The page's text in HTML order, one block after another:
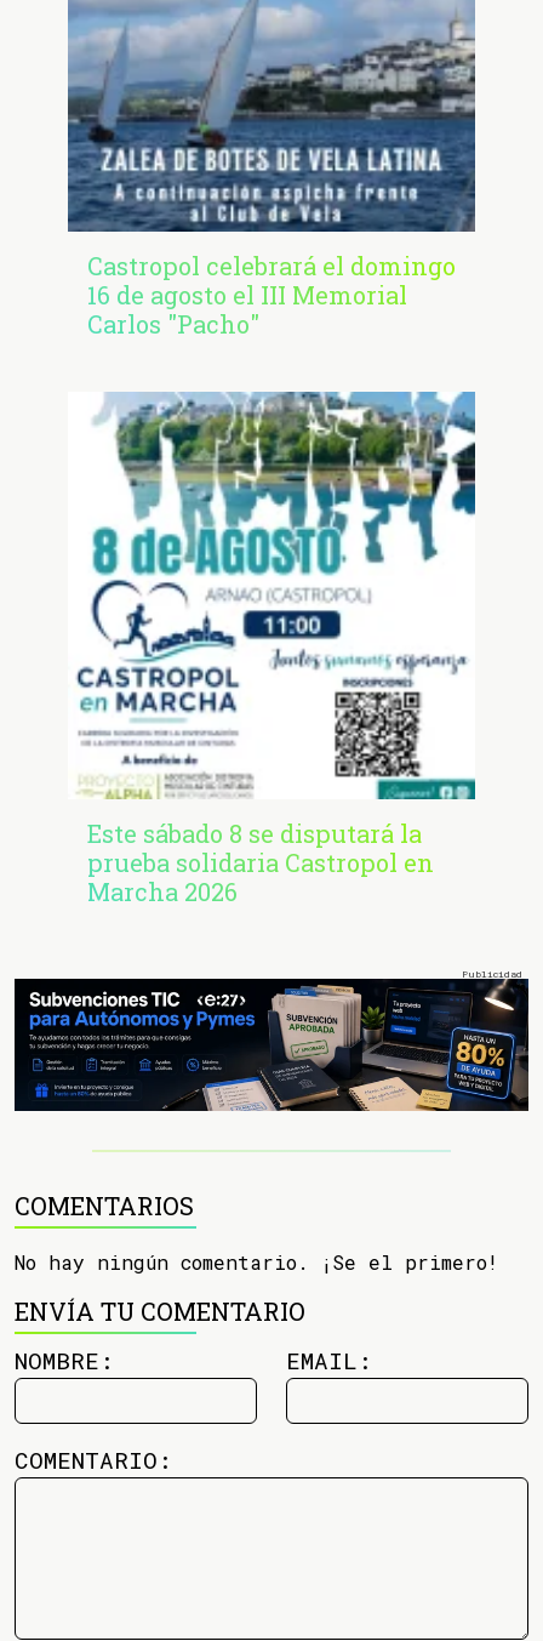
Castropol celebrará el domingo
16 de agosto el III Memorial
Carlos "Pacho"
Este sábado 8 se disputará la
prueba solidaria Castropol en
Marcha 2026
COMENTARIOS
No hay ningún comentario. ¡Se el primero!
ENVÍA TU COMENTARIO
NOMBRE: EMAIL:
COMENTARIO: